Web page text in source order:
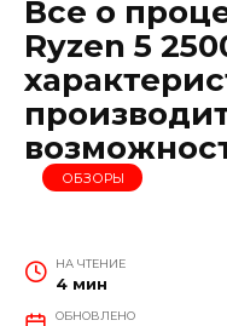
Все о
Ryzen 5
ОБЗОРЫ
НА ЧТЕНИЕ
4 мин
ОБНОВЛЕНО